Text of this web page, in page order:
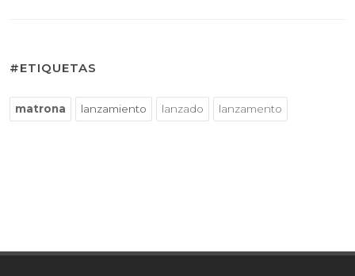
#ETIQUETAS
matrona lanzamiento lanzado lanzamento